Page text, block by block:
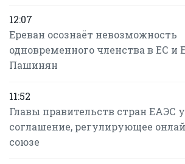
12:07
Ереван осознаёт невозможность
одновременного членства в ЕС и
Пашинян
11:52
Главы правительств стран ЕАЭС
соглашение, регулирующее
союзе